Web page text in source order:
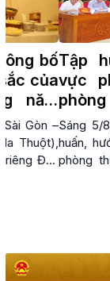
Tập huấn
vực phòng
phòng thủ
Đắk Lắk
Sáng 5/8, Quân
huấn, hướng dẫn
phòng thủ
Đắk Lắk họp
Tập huấn diễn
thủ dân sự tỉnh